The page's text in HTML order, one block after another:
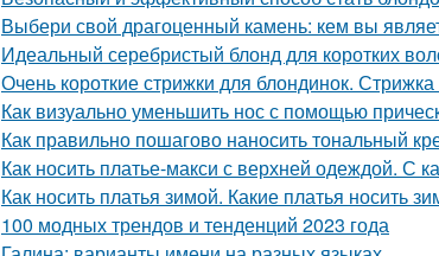
Выбери свой драгоценный камень: кем вы
Идеальный серебристый блонд для коротких
Очень короткие стрижки для блондинок.
Как визуально уменьшить нос с помощью
Как правильно пошагово наносить тональный
Как носить платье-макси с верхней одеждой. С
Как носить платья зимой. Какие платья носить
100 модных трендов и тенденций 2023 года